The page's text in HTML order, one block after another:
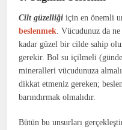
Cilt güzelliği için en önemli
beslenmek . Vücudunuz da
kadar güzel bir cilde sahip
gerekir. Bol su içilmeli
mineralleri vücudunuza
dikkat etmeniz gereken;
barındırmak olmalıdır.
Bütün bu unsurları